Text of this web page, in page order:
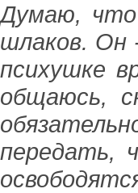
Думаю, что
шлаков. Он
психушке
общаюсь,
передать,